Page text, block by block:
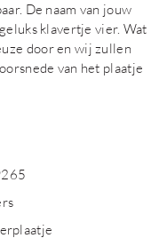
De naam van jouw
klavertje vier. Wat
door en wij zullen
van het plaatje